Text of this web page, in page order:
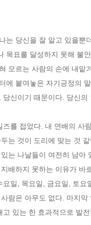
는 당신을 잘 알고 있을뿐
목표를 달성하지 못해 불
모르는 사람의 손에 내맡
에 붙여놓은 자기긍정의
당신이기 때문이다. 당신
즈를 접었다. 내 연배의 사
는 것이 도리에 맞는 것
는 나날들이 여전히 남아
배하지 못하는 이유가
요일, 목요일, 금요일, 토요
람은 아무도 없다. 마지
고 있는 한 효과적으로 발